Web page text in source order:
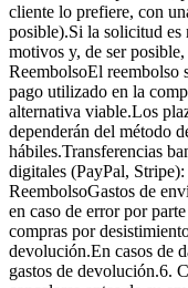
cliente lo prefiere, con
posible).Si la solicitud es
motivos y, de ser
ReembolsoEl reembolso
pago utilizado en la
alternativa viable.Los
dependerán del método
hábiles.Transferencias
digitales (PayPal,
ReembolsoGastos de
en caso de error por
compras por
devolución.En casos de
gastos de devolución.6.